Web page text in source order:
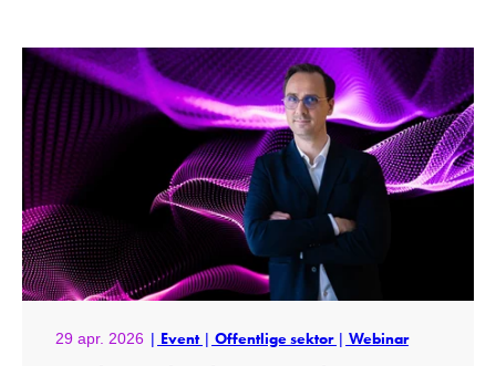
29 apr. 2026 Event Offentlige sektor Webinar